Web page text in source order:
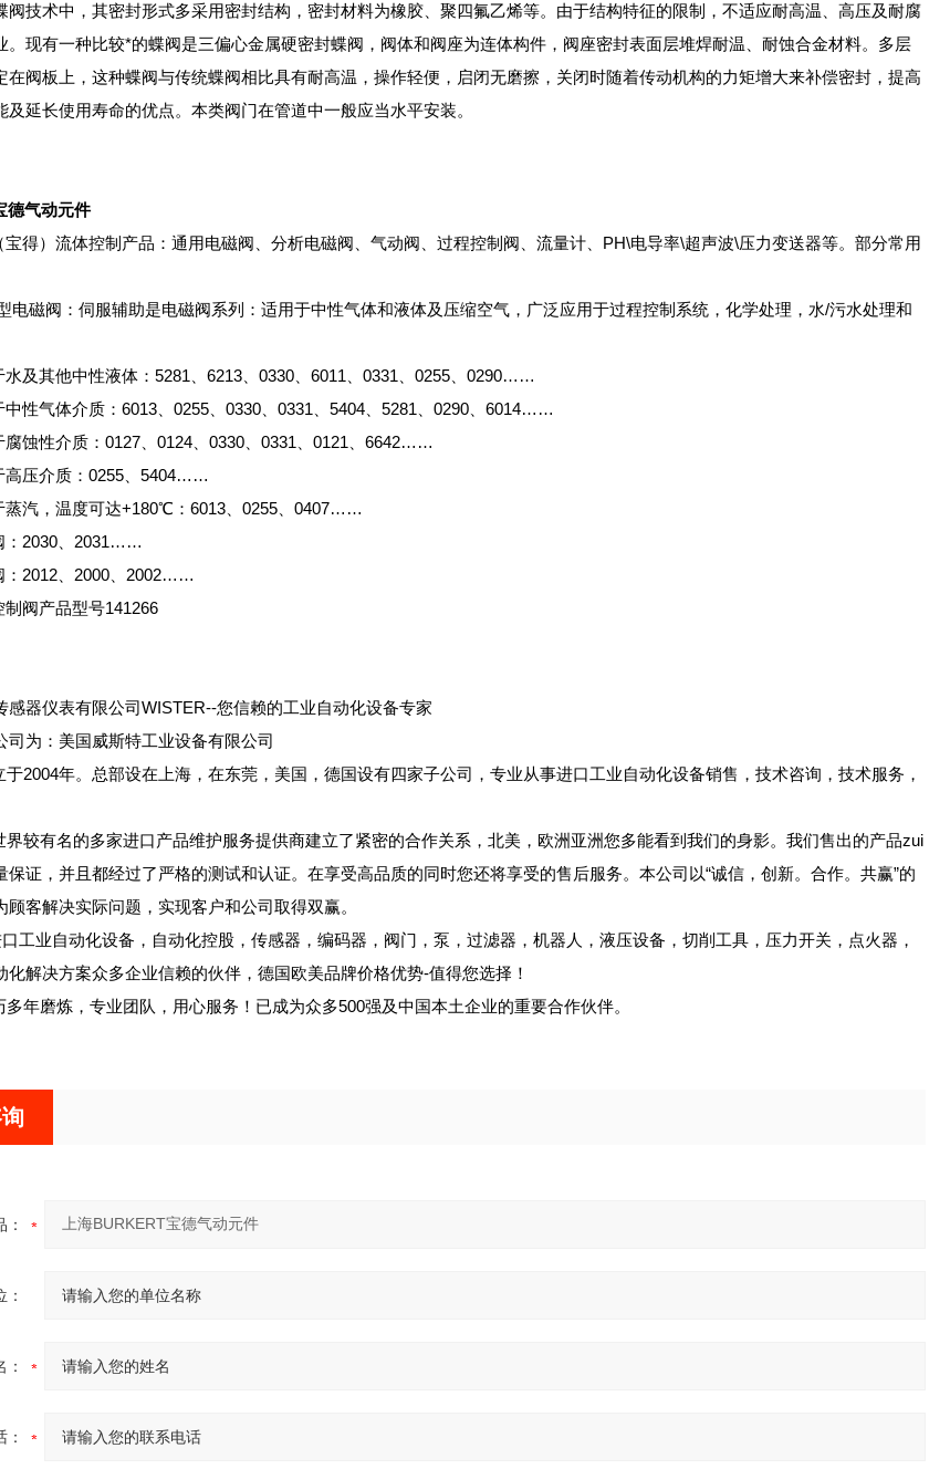
阀技术中，其密封形式多采用密封结构，密封材料为橡胶、聚四氟乙烯等。由于结构特征的限制，不适应耐高温、高压及耐腐
。现有一种比较*的蝶阀是三偏心金属硬密封蝶阀，阀体和阀座为连体构件，阀座密封表面层堆焊耐温、耐蚀合金材料。多层
在阀板上，这种蝶阀与传统蝶阀相比具有耐高温，操作轻便，启闭无磨擦，关闭时随着传动机构的力矩增大来补偿密封，提高
及延长使用寿命的优点。本类阀门在管道中一般应当水平安装。
德气动元件
得）流体控制产品：通用电磁阀、分析电磁阀、气动阀、过程控制阀、流量计、PH\电导率\超声波\压力变送器等。部分常用
电磁阀：伺服辅助是电磁阀系列：适用于中性气体和液体及压缩空气，广泛应用于过程控制系统，化学处理，水/污水处理和
水及其他中性液体：5281、6213、0330、6011、0331、0255、0290……
中性气体介质：6013、0255、0330、0331、5404、5281、0290、6014……
腐蚀性介质：0127、0124、0330、0331、0121、6642……
高压介质：0255、5404……
蒸汽，温度可达+180℃：6013、0255、0407……
：2030、2031……
：2012、2000、2002……
阀产品型号141266
感器仪表有限公司WISTER--您信赖的工业自动化设备专家
司为：美国威斯特工业设备有限公司
于2004年。总部设在上海，在东莞，美国，德国设有四家子公司，专业从事进口工业自动化设备销售，技术咨询，技术服务，
界较有名的多家进口产品维护服务提供商建立了紧密的合作关系，北美，欧洲亚洲您多能看到我们的身影。我们售出的产品zui
保证，并且都经过了严格的测试和认证。在享受高品质的同时您还将享受的售后服务。本公司以“诚信，创新。合作。共赢”的
顾客解决实际问题，实现客户和公司取得双赢。
工业自动化设备，自动化控股，传感器，编码器，阀门，泵，过滤器，机器人，液压设备，切削工具，压力开关，点火器，
化解决方案众多企业信赖的伙伴，德国欧美品牌价格优势-值得您选择！
年磨炼，专业团队，用心服务！已成为众多500强及中国本土企业的重要合作伙伴。
：